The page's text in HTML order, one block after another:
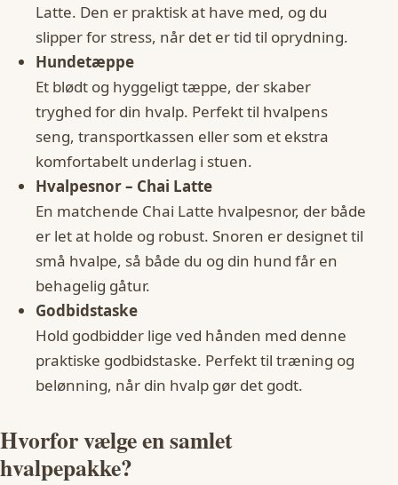
Latte. Den er praktisk at have med, og du
slipper for stress, når det er tid til oprydning.
Hundetæppe
Et blødt og hyggeligt tæppe, der skaber
tryghed for din hvalp. Perfekt til hvalpens
seng, transportkassen eller som et ekstra
komfortabelt underlag i stuen.
Hvalpesnor – Chai Latte
En matchende Chai Latte hvalpesnor, der både
er let at holde og robust. Snoren er designet til
små hvalpe, så både du og din hund får en
behagelig gåtur.
Godbidstaske
Hold godbidder lige ved hånden med denne
praktiske godbidstaske. Perfekt til træning og
belønning, når din hvalp gør det godt.
Hvorfor vælge en samlet
hvalpepakke?